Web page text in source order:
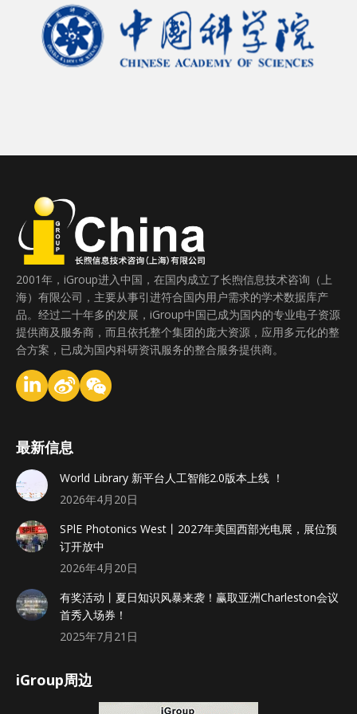
2001年，iGroup进入中国，在国内成立了长煦信息技术咨询（上
海）有限公司，主要从事引进符合国内用户需求的学术数据库产
品。经过二十年多的发展，iGroup中国已成为国内的专业电子资源
提供商及服务商，而且依托整个集团的庞大资源，应用多元化的整
合方案，已成为国内科研资讯服务的整合服务提供商。
最新信息
World Library 新平台人工智能2.0版本上线 ！
2026年4月20日
SPlE Photonics West丨2027年美国西部光电展，展位预
订开放中
2026年4月20日
有奖活动丨夏日知识风暴来袭！赢取亚洲Charleston会议
首秀入场券！
2025年7月21日
iGroup周边